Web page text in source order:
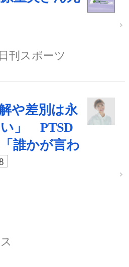
日刊スポーツ
や差別は永
」 PTSD
誰かが言わ